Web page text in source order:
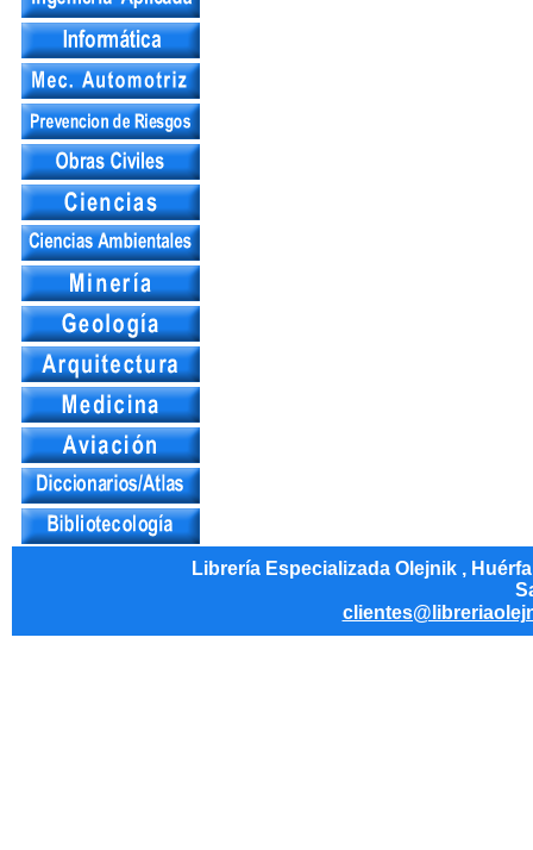
Librería Especializada Olejnik ,